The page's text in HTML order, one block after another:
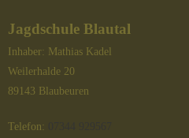
Jagdschule Blautal
Inhaber: Mathias Kadel
Weilerhalde 20
89143 Blaubeuren
Telefon: